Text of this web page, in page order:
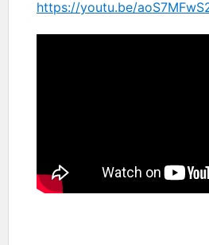
https://youtu.be/